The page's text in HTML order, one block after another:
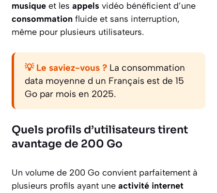
musique et les appels vidéo bénéficient d’une
consommation fluide et sans interruption,
même pour plusieurs utilisateurs.
💡 Le saviez-vous ? La consommation
data moyenne d un Français est de 15
Go par mois en 2025.
Quels profils d’utilisateurs tirent
avantage de 200 Go
Un volume de 200 Go convient parfaitement à
plusieurs profils ayant une activité internet